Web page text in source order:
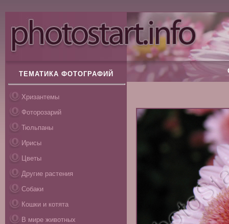
ТЕМАТИКА ФОТОГРАФИЙ
Хризантемы
Фоторозарий
Тюльпаны
Ирисы
Цветы
Другие растения
Собаки
Кошки и котята
В мире животных